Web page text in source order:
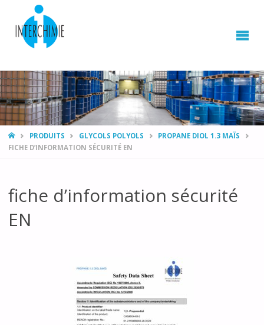
HOMEPRODUITS GLYCOLS POLYOLS
PROPANE DIOL 1.3 MAÏS
FICHE D’INFORMATION SÉCURITÉ EN
fiche d’information sécurité
EN